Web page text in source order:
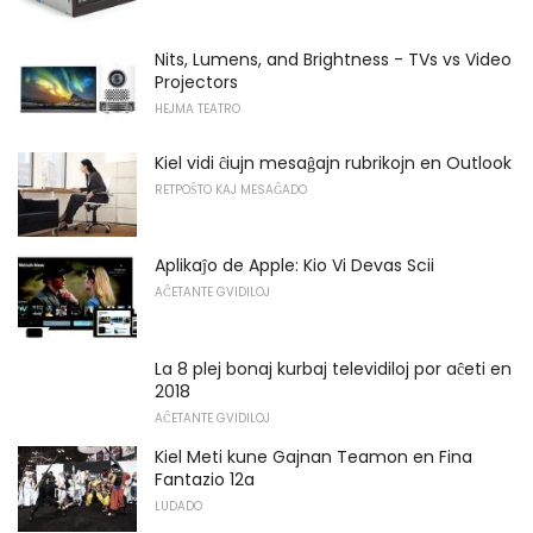
Nits, Lumens, and Brightness - TVs vs Video
Projectors
HEJMA TEATRO
Kiel vidi ĉiujn mesaĝajn rubrikojn en Outlook
RETPOŜTO KAJ MESAĜADO
Aplikaĵo de Apple: Kio Vi Devas Scii
AĈETANTE GVIDILOJ
La 8 plej bonaj kurbaj televidiloj por aĉeti en
2018
AĈETANTE GVIDILOJ
Kiel Meti kune Gajnan Teamon en Fina
Fantazio 12a
LUDADO